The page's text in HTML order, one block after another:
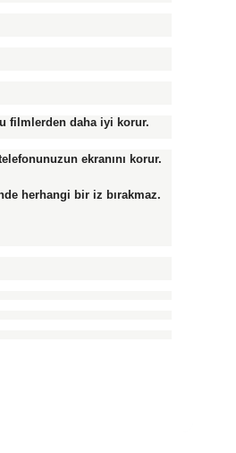
filmlerden daha iyi korur.
ekranını korur.
herhangi bir iz bırakmaz.